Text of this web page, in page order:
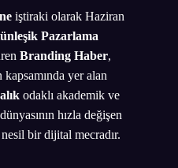
iştiraki olarak Haziran
Pazarlama
Branding Haber,
kapsamında yer alan
odaklı akademik ve
hızla değişen
bir dijital mecradır.